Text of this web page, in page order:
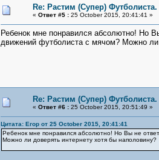
Re: Растим (Супер) Футболиста.
« Ответ #5 :25 October 2015, 20:41:41 »
Ребенок мне понравился абсолютно! Но
движений футболиста с мячом? Можно ли
Re: Растим (Супер) Футболиста.
« Ответ #6 :25 October 2015, 20:51:49 »
Цитата: Егор от 25 October 2015, 20:41:41
Ребенок мне понравился абсолютно! Но Вы не
Можно ли доверять интернету хотя бы наполовину?